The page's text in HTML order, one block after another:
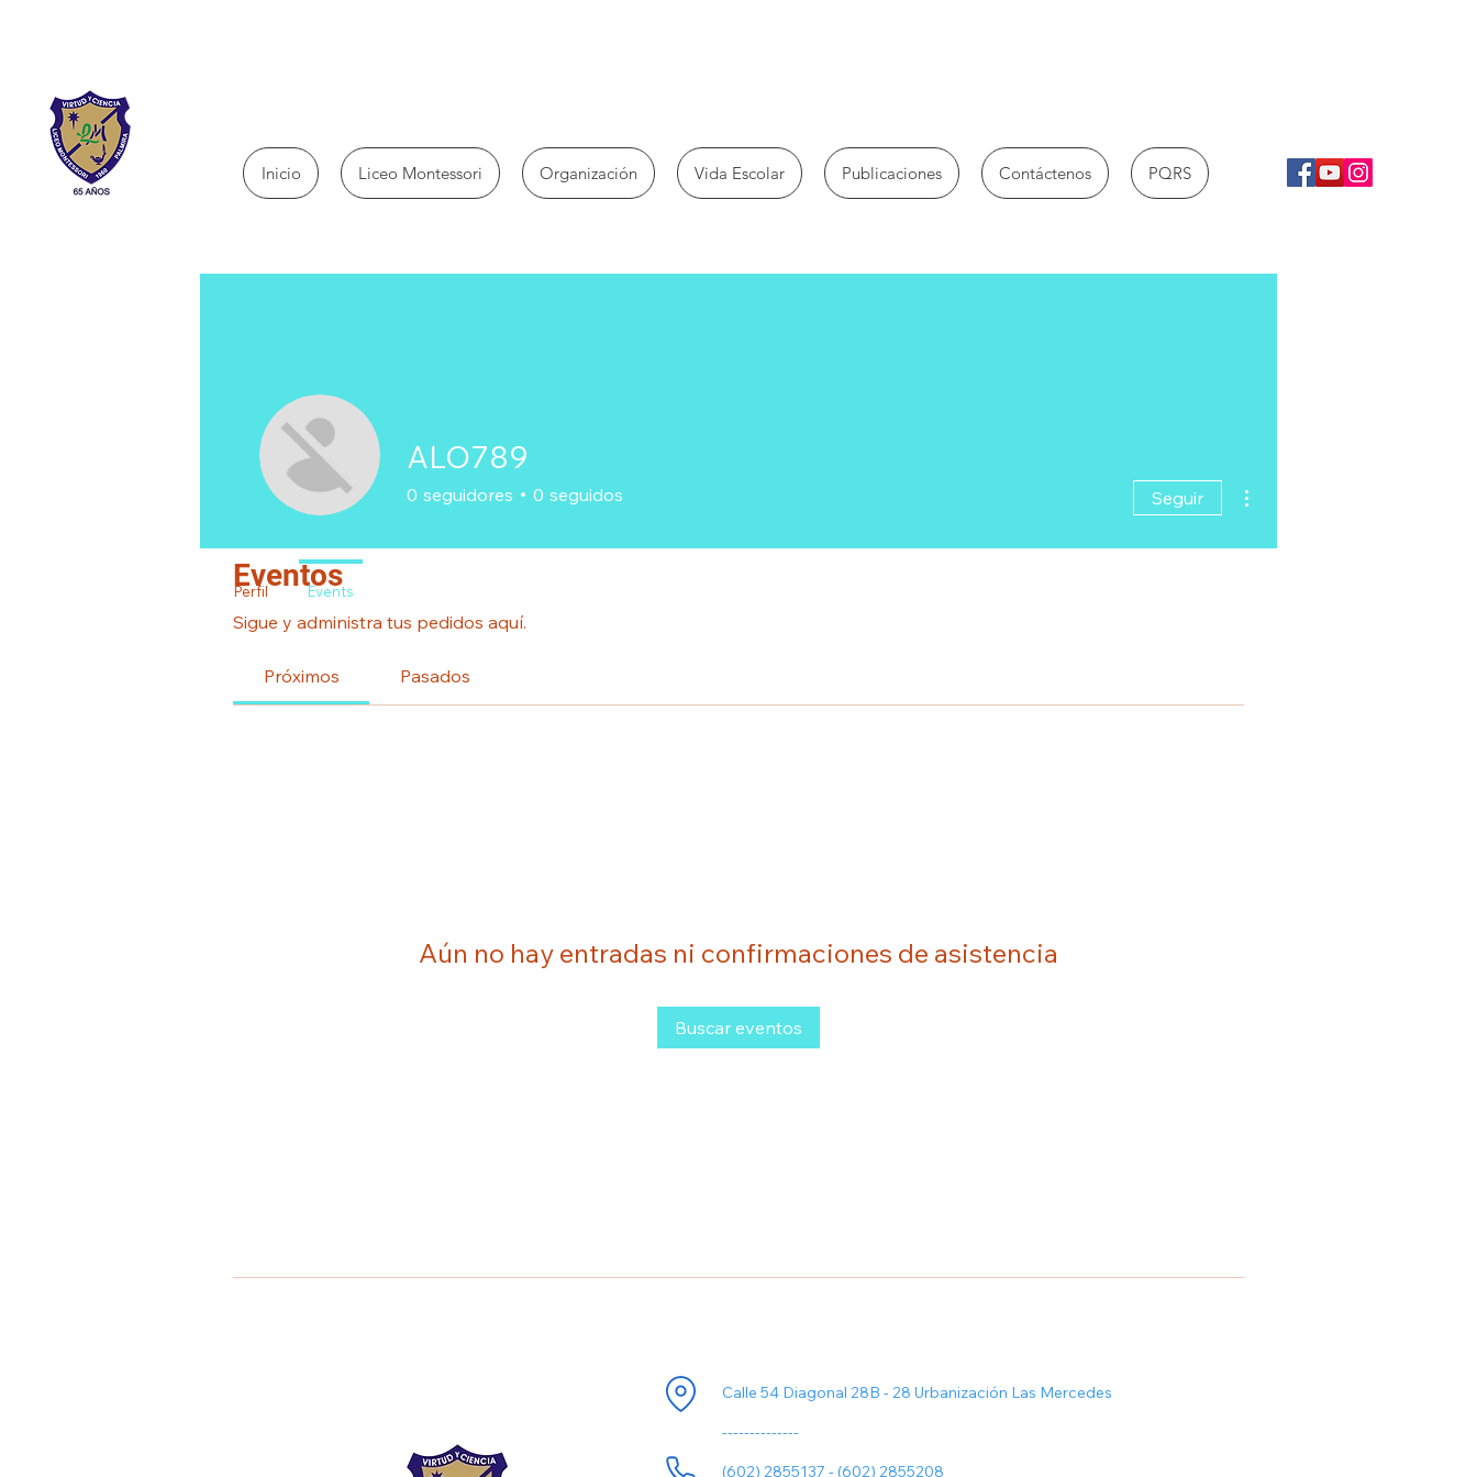
Inicio Liceo Montessori Organización Vida Escolar Publicaciones Contáctenos PQRS
Eventos
Sigue y administra tus pedidos aquí.
Próximos Pasados
Aún no hay entradas ni confirmaciones de asistencia
Buscar eventos
ALO789
0 seguidores 0 seguidos Seguir
Perfil Events
Calle 54 Diagonal 28B - 28 Urbanización Las Mercedes
--------------
(602) 2855137 - (602) 2855208